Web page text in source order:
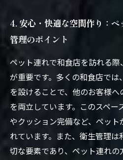
4. 安心・快適な空間作り：
管理のポイント
ペット連れで和食店を訪れる
が重要です。多くの和食店では
を設けることで、他のお客様
を両立しています。このスペー
やクッション完備など、ペッ
れています。また、衛生管理
切な要素であり、ペット連れ